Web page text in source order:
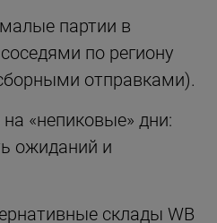
партии в
по региону
отправками).
«непиковые» дни:
ожиданий и
склады WB